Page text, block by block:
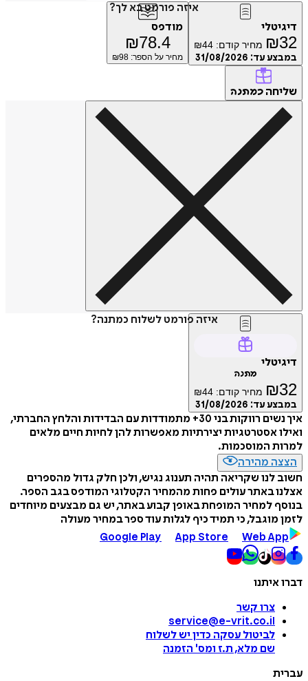
איזה פורמט בא לך?
דיגיטלי
₪32 מחיר קודם: ₪44
במבצע עד: 31/08/2026
מודפס
₪78.4
מחיר על הספר: ₪ 98
שליחה כמתנה
איזה פורמט לשלוח כמתנה?
דיגיטלי
מתנה
₪32 מחיר קודם: ₪44
במבצע עד: 31/08/2026
איך נשים רווקות בני 30+ מתמודדות עם הבדידות והלחץ החברתי,
ואילו אסטרטגיות יצירתיות מאפשרות להן לחיות חיים מלאים
למרות המוסכמות.
הצצה מהירה
חשוב לנו שקריאה תהיה תענוג נגיש, ולכן חלק גדול מהספרים
אצלנו באתר עולים פחות מהמחיר הקטלוגי המודפס בגב הספר.
בנוסף למחיר המופחת באופן קבוע באתר, יש גם מבצעים מיוחדים
לזמן מוגבל, כי תמיד כיף לגלות עוד ספר במחיר מעולה
Google Play
App Store Web App
דברו איתנו
צרו קשר
service@e-vrit.co.il
לביטול עסקה כדין יש לשלוח
שם מלא, ת.ז ומס' הזמנה
עברית